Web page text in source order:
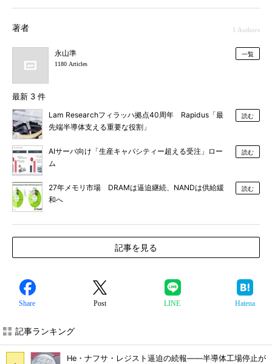
著者 1 Authors
永山準
1180 Articles
一覧
最新 3 件
Lam Researchフィラッハ拠点40周年 Rapidus「最
先端半導体支える重要な役割」
読む
AIサーバ向け「生産キャパシティー超える受注」ロー
ム
読む
27年メモリ市場 DRAMは逼迫継続、NANDは供給緩
和へ
読む
記事を見る
Share Post LINE Hatena
記事ランキング
He・ナフサ・レジスト逼迫の続報――半導体工場停止が